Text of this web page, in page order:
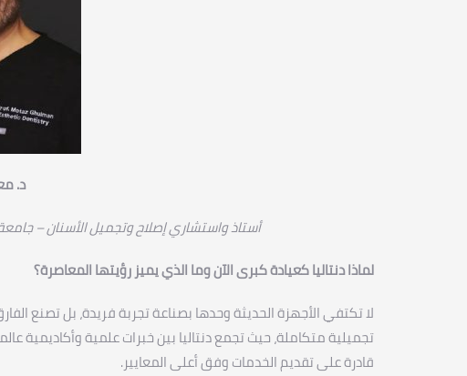
د.
أستاذ واستشاري إصلاح وتجميل الأسنان – جامعة
لماذا دنتاليا كعيادة كبرى الآن وما الذي يميز رؤيتها المعاصرة؟
لا تكتفي الأجهزة الحديثة وحدها بصناعة تجربة فريدة، بل تصنع
تجميلية متكاملة، حيث تجمع دنتاليا بين خبرات علمية وأكاديمية
قادرة على تقديم الخدمات وفق أعلى المعايير.